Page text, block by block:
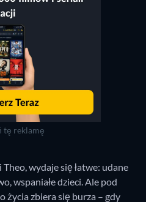
tę reklamę
wydaje się łatwe: udane
wspaniałe dzieci. Ale pod
życia zbiera się burza – gdy